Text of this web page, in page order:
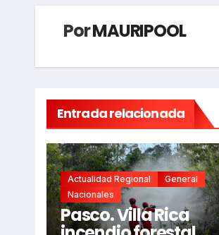
PorMAURIPOOL
Entrada relacionada
Actualidad Regional
General
Nacionales
Pasco. Villa Rica